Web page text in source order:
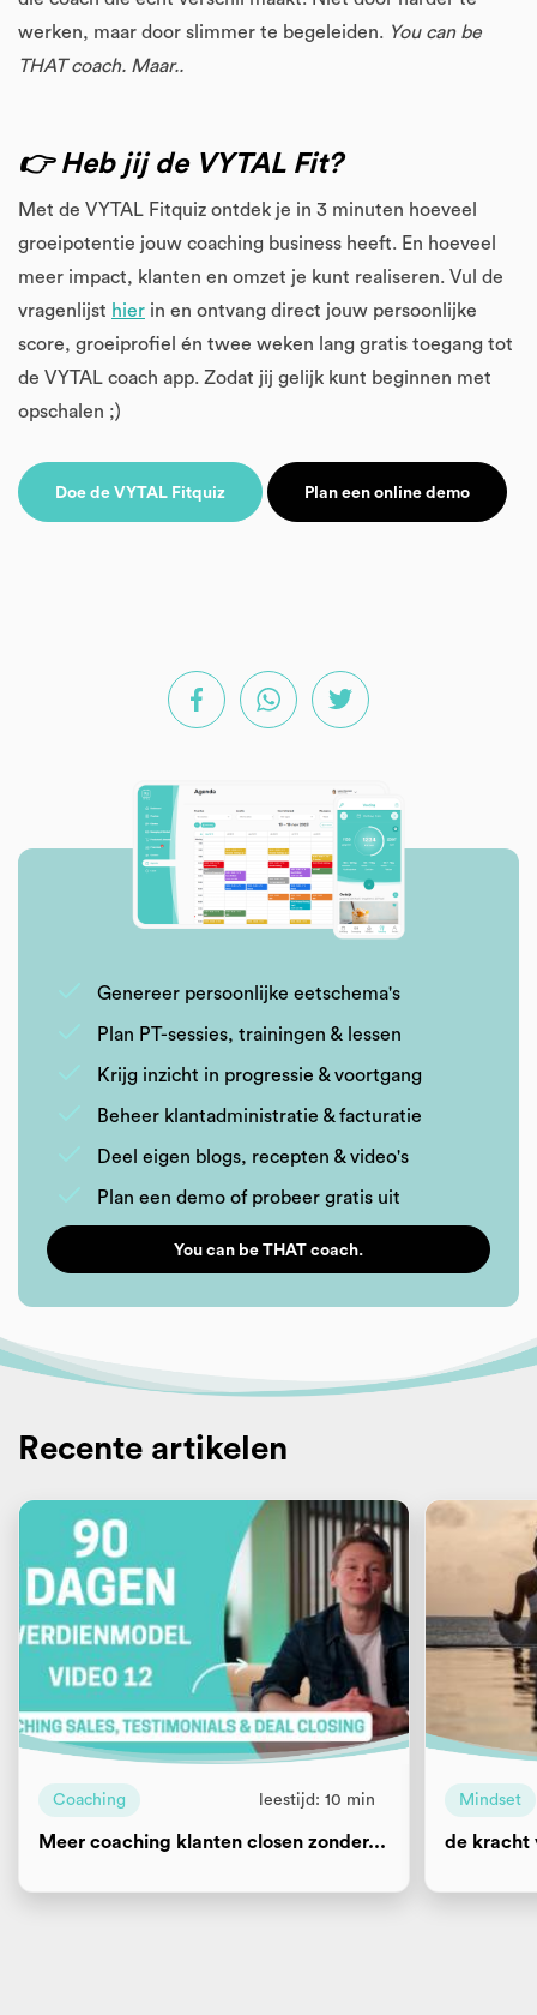
werken, maar door slimmer te begeleiden. You can be
THAT coach. Maar..
👉 Heb jij de VYTAL Fit?
Met de VYTAL Fitquiz ontdek je in 3 minuten hoeveel
groeipotentie jouw coaching business heeft. En hoeveel
meer impact, klanten en omzet je kunt realiseren. Vul de
vragenlijst hier in en ontvang direct jouw persoonlijke
score, groeiprofiel én twee weken lang gratis toegang tot
de VYTAL coach app. Zodat jij gelijk kunt beginnen met
opschalen ;)
Doe de VYTAL Fitquiz Plan een online demo
Genereer persoonlijke eetschema's
Plan PT-sessies, trainingen & lessen
Krijg inzicht in progressie & voortgang
Beheer klantadministratie & facturatie
Deel eigen blogs, recepten & video's
Plan een demo of probeer gratis uit
You can be THAT coach.
Recente artikelen
Coaching leestijd: 10 min
Meer coaching klanten closen zonder...
Mindset
de kracht